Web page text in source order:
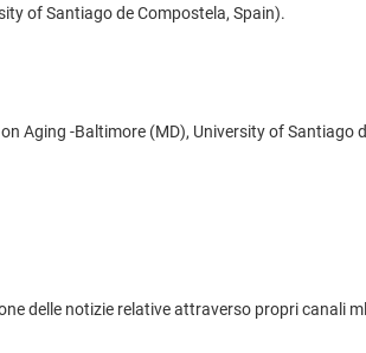
of Santiago de Compostela, Spain).
Aging -Baltimore (MD), University of Santiago
delle notizie relative attraverso propri canali